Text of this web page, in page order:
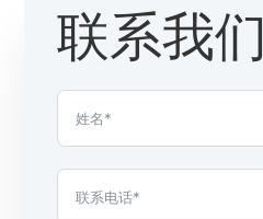
联系我们